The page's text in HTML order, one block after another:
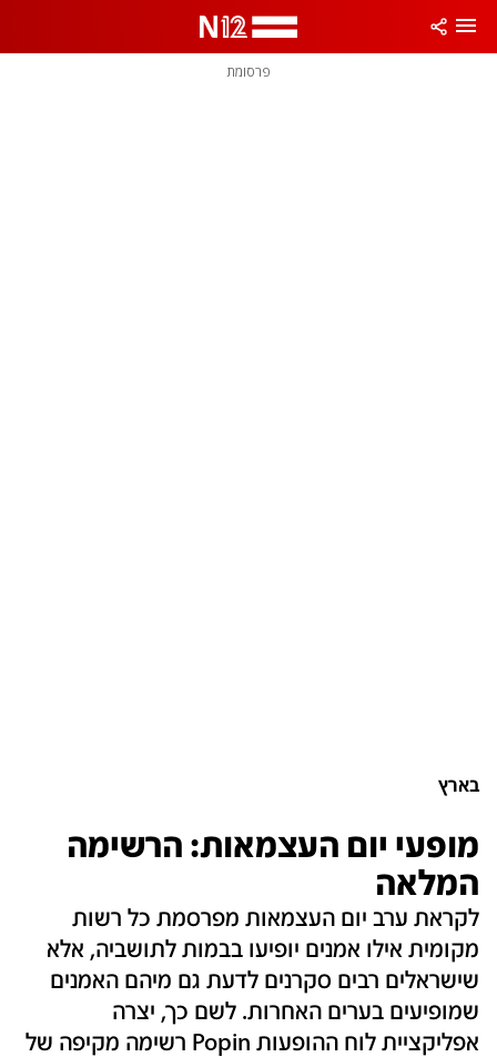
פרסומת
בארץ
מופעי יום העצמאות: הרשימה
המלאה
לקראת ערב יום העצמאות מפרסמת כל רשות
מקומית אילו אמנים יופיעו בבמות לתושביה, אלא
שישראלים רבים סקרנים לדעת גם מיהם האמנים
שמופיעים בערים האחרות. לשם כך, יצרה
אפליקציית לוח ההופעות Popin רשימה מקיפה של